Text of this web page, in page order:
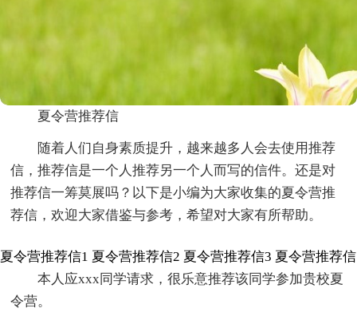
夏令营推荐信
随着人们自身素质提升，越来越多人会去使用推荐
信，推荐信是一个人推荐另一个人而写的信件。还是对
推荐信一筹莫展吗？以下是小编为大家收集的夏令营推
荐信，欢迎大家借鉴与参考，希望对大家有所帮助。
夏令营推荐信1
本人应xxx同学请求，很乐意推荐该同学参加贵校夏
令营。
夏令营推荐信2 夏令营推荐信3 夏令营推荐信